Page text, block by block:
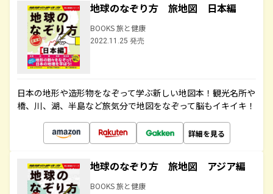
地球のなぞり方 旅地図 日本編
BOOKS 旅と健康
2022.11.25 発売
日本の地形や造形物をなぞって学ぶ新しい地図本！観光名所や
橋、川、湖、半島など旅気分で地図をなぞって脳もイキイキ！
詳細を見る
地球のなぞり方 旅地図 アジア編
BOOKS 旅と健康